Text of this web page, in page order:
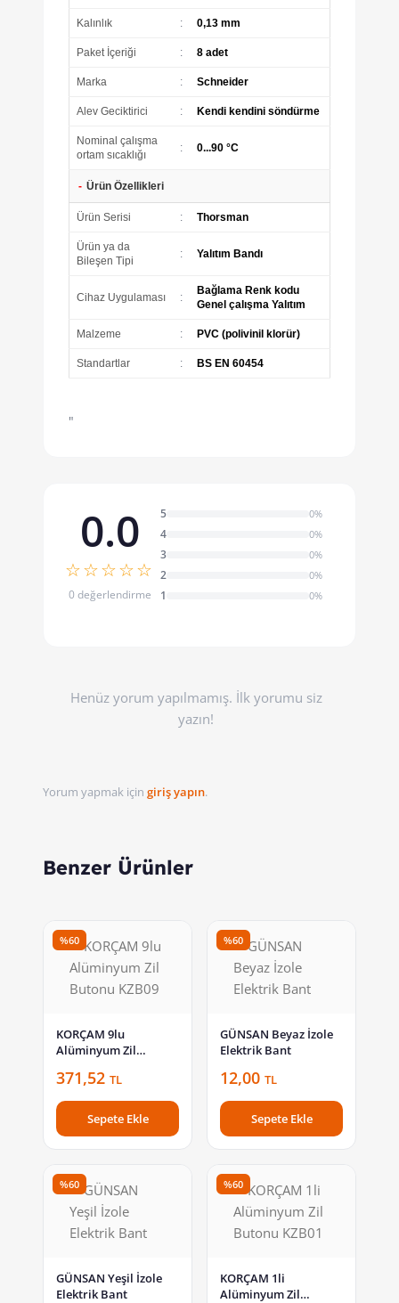
Kalınlık : 0,13 mm
Paket İçeriği : 8 adet
Marka : Schneider
Alev Geciktirici : Kendi kendini söndürme
Nominal çalışma
ortam sıcaklığı
: 0...90 °C
- Ürün Özellikleri
Ürün Serisi : Thorsman
Ürün ya da
Bileşen Tipi
: Yalıtım Bandı
Cihaz Uygulaması :
Bağlama Renk kodu
Genel çalışma Yalıtım
Malzeme : PVC (polivinil klorür)
Standartlar : BS EN 60454
"
0.0
☆☆☆☆☆
0 değerlendirme
5 0%
4 0%
3 0%
2 0%
1 0%
Henüz yorum yapılmamış. İlk yorumu siz
yazın!
Yorum yapmak için giriş yapın.
Benzer Ürünler
%60
KORÇAM 9lu
Alüminyum Zil
371,52 TL
Sepete Ekle
%60
GÜNSAN Beyaz İzole
Elektrik Bant
12,00 TL
Sepete Ekle
%60
GÜNSAN Yeşil İzole
Elektrik Bant
%60
KORÇAM 1li
Alüminyum Zil